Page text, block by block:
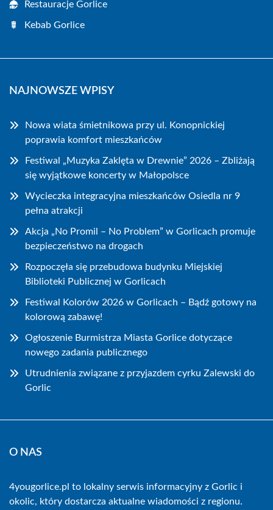
Restauracje Gorlice
Kebab Gorlice
NAJNOWSZE WPISY
Nowa wiata śmietnikowa przy ul. Konopnickiej
poprawia komfort mieszkańców
Festiwal „Muzyka Zaklęta w Drewnie” 2026 – Zbliżają
się wyjątkowe koncerty w Małopolsce
Wycieczka integracyjna mieszkańców Osiedla nr 9
pełna atrakcji
Akcja „No Promil – No Problem” w Gorlicach promuje
bezpieczeństwo na drogach
Rozpoczęła się przebudowa budynku Miejskiej
Biblioteki Publicznej w Gorlicach
Festiwal Kolorów 2026 w Gorlicach – Bądź gotowy na
kolorową zabawę!
Ogłoszenie Burmistrza Miasta Gorlice dotyczące
nowego zadania publicznego
Utrudnienia związane z przyjazdem cyrku Zalewski do
Gorlic
O NAS
4yougorlice.pl to lokalny serwis informacyjny z Gorlic i
okolic, który dostarcza aktualne wiadomości z regionu.